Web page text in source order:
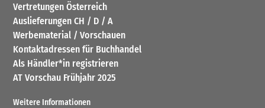
Vertretungen Österreich
Auslieferungen CH / D / A
Werbematerial / Vorschauen
Kontaktadressen für Buchhandel
Als Händler*in registrieren
AT Vorschau Frühjahr 2025
Weitere Informationen